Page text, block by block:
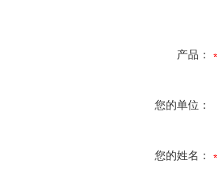
产品：
您的单位：
您的姓名：